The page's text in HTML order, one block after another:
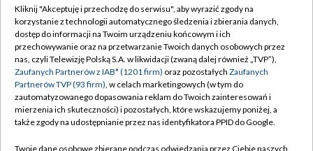
TVP
Abonament TVP
Emisja w TVP
Centrum informacji TVP
Naziemna Telewizja Cyfrowa
Regulamin TVP
Polityka prywatności
Moje zgody
Pomoc
Kliknij "Akceptuję i przechodzę do serwisu", aby wyrazić zgody na
korzystanie z technologii automatycznego śledzenia i zbierania danych,
dostęp do informacji na Twoim urządzeniu końcowym i ich
przechowywanie oraz na przetwarzanie Twoich danych osobowych przez
nas, czyli Telewizję Polską S.A. w likwidacji (zwaną dalej również „TVP”),
Zaufanych Partnerów z IAB* (1201 firm) oraz pozostałych Zaufanych
Partnerów TVP (93 firm), w celach marketingowych (w tym do
zautomatyzowanego dopasowania reklam do Twoich zainteresowań i
mierzenia ich skuteczności) i pozostałych, które wskazujemy poniżej, a
także zgody na udostępnianie przez nas identyfikatora PPID do Google.
Twoje dane osobowe zbierane podczas odwiedzania przez Ciebie naszych